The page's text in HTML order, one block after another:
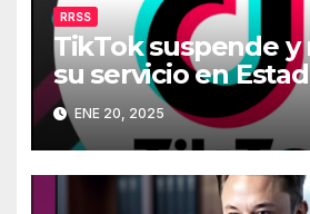
RRSS
TikTok suspende y
su servicio en
ENE 20, 2025